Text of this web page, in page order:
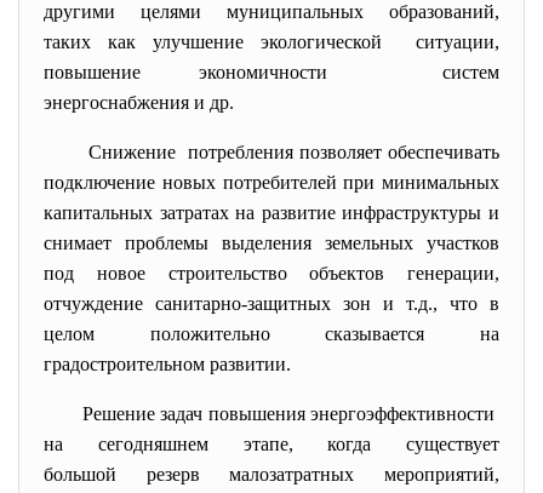
другими целями муниципальных образований,
таких как улучшение экологической ситуации,
повышение экономичности систем
энергоснабжения и др.
Снижение потребления позволяетобеспечивать
подключение новых потребителей при минимальных
капитальных затратах на развитие инфраструктуры и
снимает проблемы выделения земельных участков
под новое строительство объектов генерации,
отчуждение санитарно-защитных зон и т.д., что в
целом положительно сказывается на
градостроительном развитии.
Решение задач повышения энергоэффективности
на сегодняшнем этапе, когда существует
большой резерв малозатратных мероприятий,